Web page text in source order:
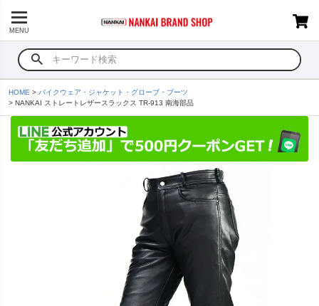
MENU
HOME
バイクウェア・ジャケット・グローブ・ブーツ
NANKAI ストレートレザースラックス TR-913 南海部品